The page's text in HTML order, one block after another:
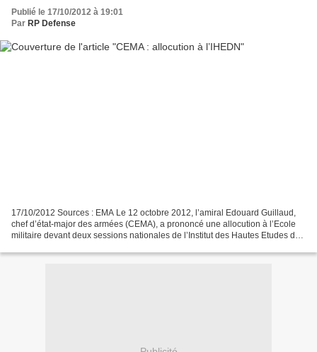
Publié le 17/10/2012 à 19:01
Par RP Defense
17/10/2012 Sources : EMA Le 12 octobre 2012, l’amiral Edouard Guillaud,
chef d’état-major des armées (CEMA), a prononcé une allocution à l’Ecole
militaire devant deux sessions nationales de l’Institut des Hautes Etudes de